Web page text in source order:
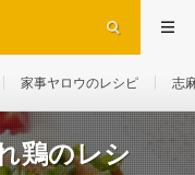
家事ヤロウのレシピ 志
鶏のレシ